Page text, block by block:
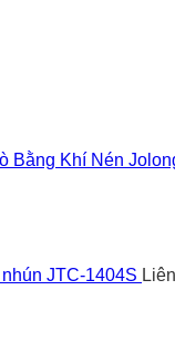
Bằng Khí Nén
JTC-1404S